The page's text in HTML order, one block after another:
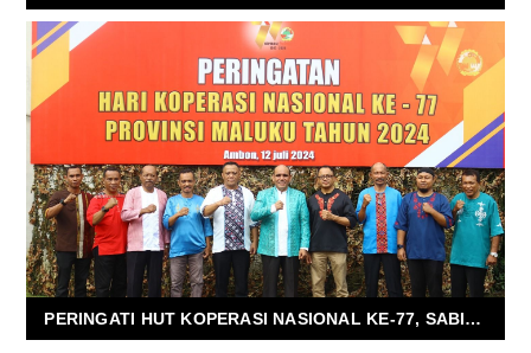
PERINGATI HUT KOPERASI NASIONAL KE-77, SABIRIN HARAP UMKM NAIK KELAS